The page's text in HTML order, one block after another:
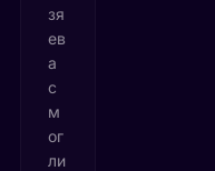
зя
ев
а
с
м
ог
ли